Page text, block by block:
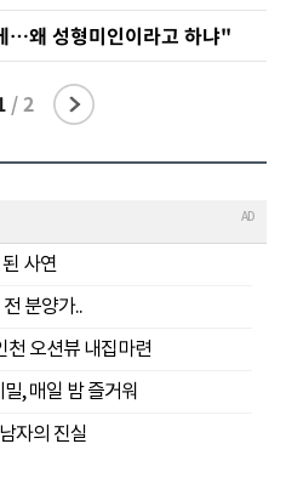
…왜 성형미인이라고 하냐"
/2